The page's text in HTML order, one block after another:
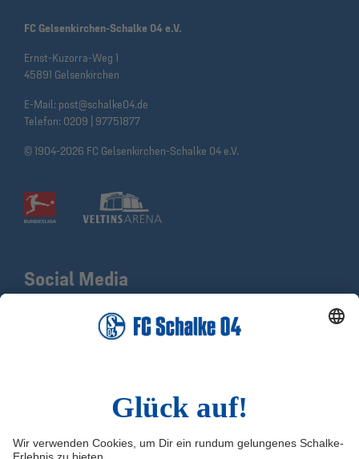
FC Gelsenkirchen-Schalke 04 e.V.
Ernst-Kuzorra-Weg 1
45891 Gelsenkirchen
E-Mail: post@schalke04.de
Telefon: 0209 | 97751877
© 1904-2026 FC Gelsenkirchen-Schalke 04 e.V.
Impressum
Quicklinks
Shop
Social Media
X